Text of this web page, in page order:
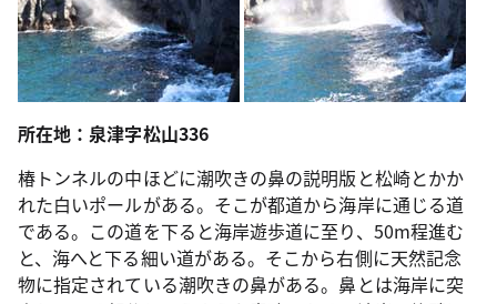
所在地：泉津字松山336
椿トンネルの中ほどに潮吹きの鼻の説明版と松崎とかか
れた白いポールがある。そこが都道から海岸に通じる道
である。この道を下ると海岸遊歩道に至り、50m程進む
と、海へと下る細い道がある。そこから右側に天然記念
物に指定されている潮吹きの鼻がある。鼻とは海岸に突